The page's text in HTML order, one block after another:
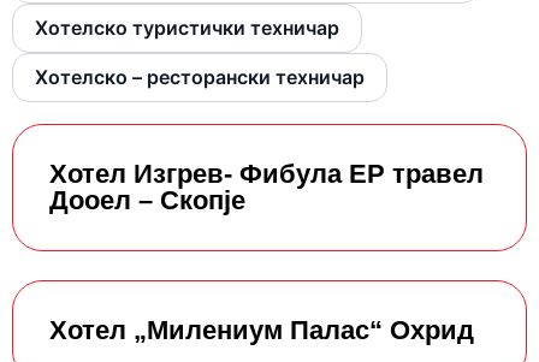
Хотелско туристички техничар
Хотелско – ресторански техничар
Хотел Изгрев- Фибула ЕР травел
Дооел – Скопје
Хотел „Милениум Палас“ Охрид